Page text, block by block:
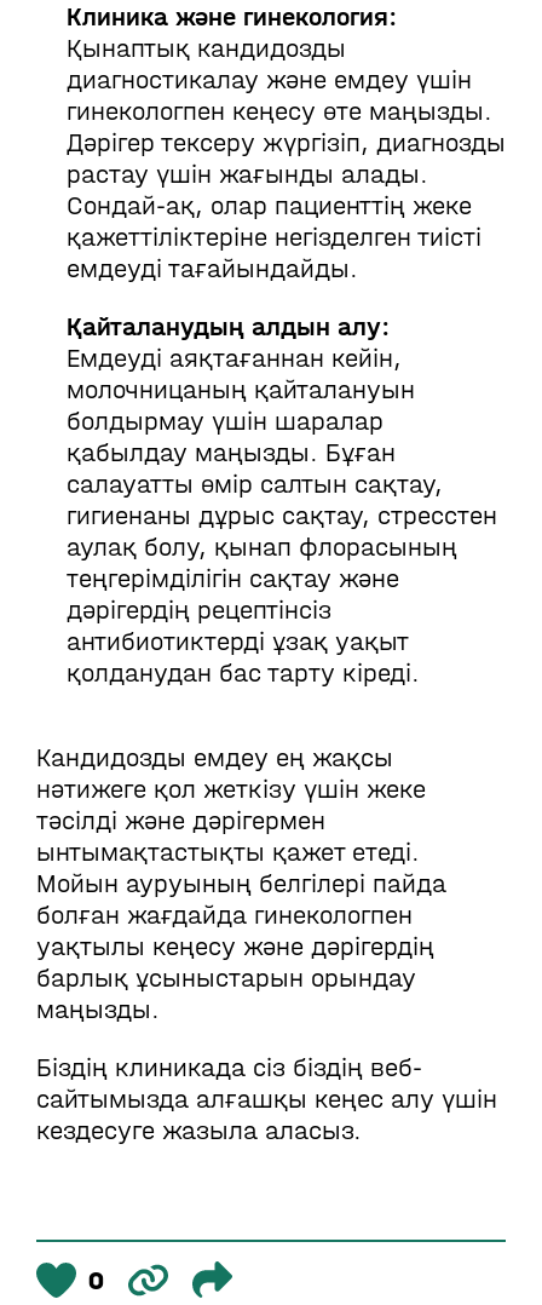
Клиника және гинекология:
Қынаптық кандидозды
диагностикалау және емдеу үшін
гинекологпен кеңесу өте маңызды.
Дәрігер тексеру жүргізіп, диагнозды
растау үшін жағынды алады.
Сондай-ақ, олар пациенттің жеке
қажеттіліктеріне негізделген тиісті
емдеуді тағайындайды.
Қайталанудың алдын алу:
Емдеуді аяқтағаннан кейін,
молочницаның қайталануын
болдырмау үшін шаралар
қабылдау маңызды. Бұған
салауатты өмір салтын сақтау,
гигиенаны дұрыс сақтау, стресстен
аулақ болу, қынап флорасының
теңгерімділігін сақтау және
дәрігердің рецептінсіз
антибиотиктерді ұзақ уақыт
қолданудан бас тарту кіреді.
Кандидозды емдеу ең жақсы
нәтижеге қол жеткізу үшін жеке
тәсілді және дәрігермен
ынтымақтастықты қажет етеді.
Мойын ауруының белгілері пайда
болған жағдайда гинекологпен
уақтылы кеңесу және дәрігердің
барлық ұсыныстарын орындау
маңызды.
Біздің клиникада сіз біздің веб-
сайтымызда алғашқы кеңес алу үшін
кездесуге жазыла аласыз.
0